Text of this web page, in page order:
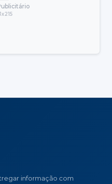
informação com